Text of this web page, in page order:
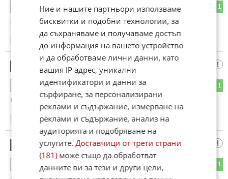
1
ОТГОВОР
по грозни коли от шкода няма евентоално лада
14.02.2013
Анти Шкода
1
ОТГОВОР
Чешкият москвич!
14.02.2013
иван
1
Ние и нашите партньори използваме
бисквитки и подобни технологии, за
да съхраняваме и получаваме достъп
до информация на вашето устройство
и да обработваме лични данни, като
вашия IP адрес, уникални
идентификатори и данни за
сърфиране, за персонализирани
реклами и съдържание, измерване на
реклами и съдържание, анализ на
аудиторията и подобряване на
услугите.Доставчици от трети страни
(181)може също да обработват
данните ви за тези и други цели,